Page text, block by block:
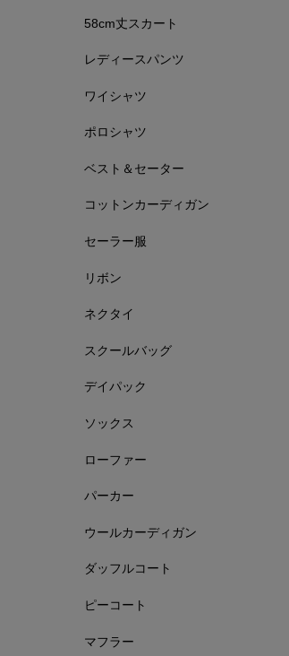
58cm丈スカート
レディースパンツ
ワイシャツ
ポロシャツ
ベスト＆セーター
コットンカーディガン
セーラー服
リボン
ネクタイ
スクールバッグ
デイパック
ソックス
ローファー
パーカー
ウールカーディガン
ダッフルコート
ピーコート
マフラー